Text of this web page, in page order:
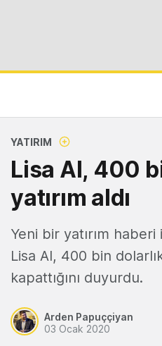
YATIRIM
Lisa AI, 400
yatırım aldı
Yeni bir yatırım haberi
Lisa AI, 400 bin
kapattığını duyurdu.
Arden Papuççiyan
03 Ocak 2020